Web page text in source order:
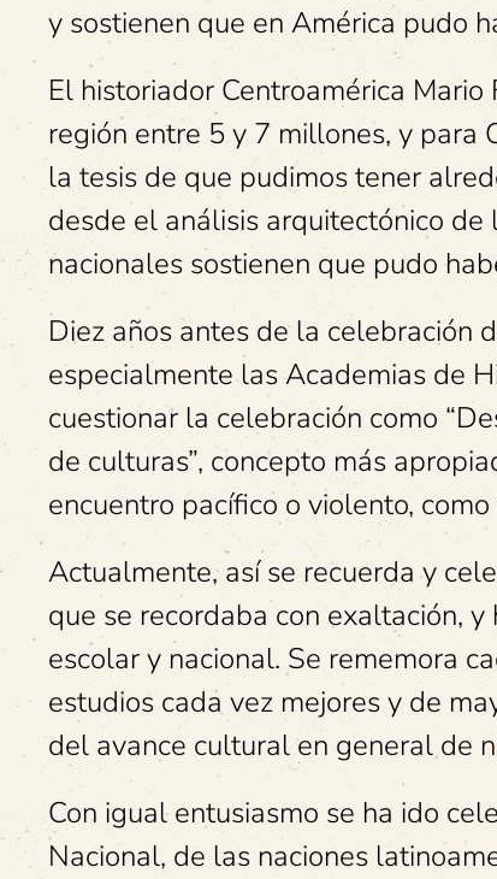
y sostienen que en América pudo
El historiador Centroamérica
región entre 5 y 7 millones, y para
la tesis de que pudimos tener
desde el análisis arquitectónico
nacionales sostienen que pudo
Diez años antes de la celebración
especialmente las Academias de
cuestionar la celebración como
de culturas”, concepto más
encuentro pacífico o violento,
Actualmente, así se recuerda y
que se recordaba con exaltación,
escolar y nacional. Se rememora
estudios cada vez mejores y de
del avance cultural en general de
Con igual entusiasmo se ha ido
Nacional, de las naciones